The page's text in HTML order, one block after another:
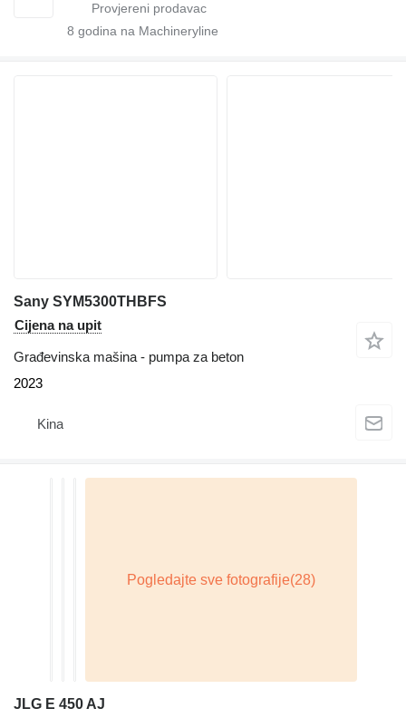
8 godina na Machineryline
Sany SYM5300THBFS
Cijena na upit
Građevinska mašina - pumpa za beton
2023
Kina
JLG E 450 AJ